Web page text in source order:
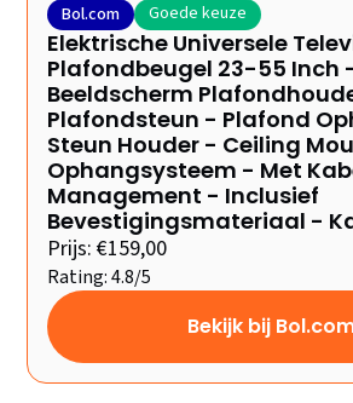
Bol.com Goede keuze
Elektrische Universele
Plafondbeugel 23-55 Inch
Beeldscherm
Plafondsteun - Plafond
Steun Houder - Ceiling
Ophangsysteem - Met
Management - Inclusief
Bevestigingsmateriaal -
Prijs: €159,00
Rating: 4.8/5
Bekijk bij